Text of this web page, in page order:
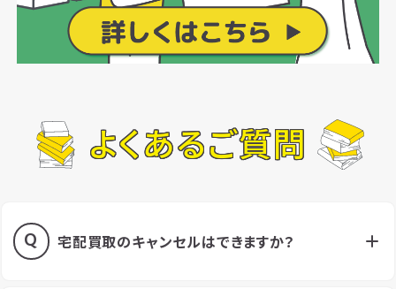
よくあるご質問
宅配買取のキャンセルはできますか？